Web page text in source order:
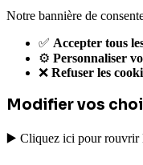
Notre bannière de
✅ Accepter tous
⚙️ Personnaliser
❌ Refuser les
Modifier vos
▶️ Cliquez ici pour rouvrir